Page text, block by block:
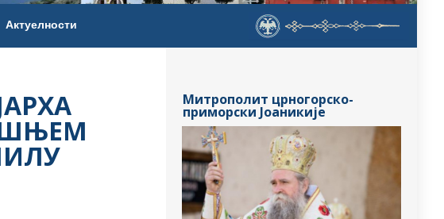
Актуелности
Митрополит црногорско-
приморски Јоаникије